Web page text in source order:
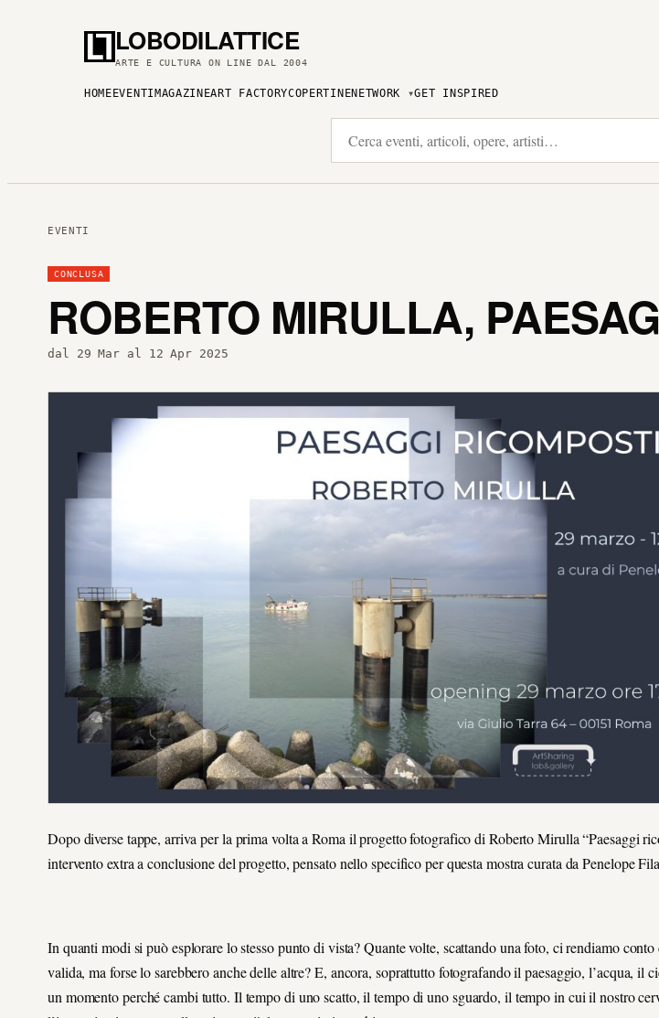
LOBODILATTICE
ARTE E CULTURA ON LINE DAL 2004
HOME EVENTI MAGAZINEART FACTORYCOPERTINENETWORK GET INSPIRED
EVENTI
CONCLUSA
ROBERTO MIRULLA,
dal 29 Mar al 12 Apr 2025
Dopo diverse tappe, arriva per la prima volta a Roma il progetto fotografico di Roberto Mirulla “Paesaggi
intervento extra a conclusione del progetto, pensato nello specifico per questa mostra curata da Penelope
In quanti modi si può esplorare lo stesso punto di vista? Quante volte, scattando una foto, ci rendiamo conto
valida, ma forse lo sarebbero anche delle altre? E, ancora, soprattutto fotografando il paesaggio, l’acqua, il
un momento perché cambi tutto. Il tempo di uno scatto, il tempo di uno sguardo, il tempo in cui il nostro